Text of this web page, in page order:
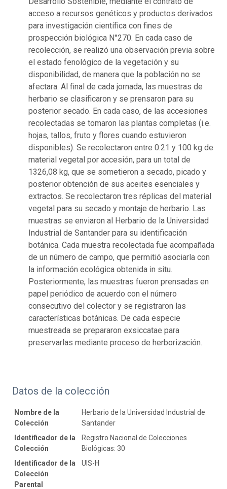
acceso a recursos genéticos y productos derivados
para investigación científica con fines de
prospección biológica N°270. En cada caso de
recolección, se realizó una observación previa sobre
el estado fenológico de la vegetación y su
disponibilidad, de manera que la población no se
afectara. Al final de cada jornada, las muestras de
herbario se clasificaron y se prensaron para su
posterior secado. En cada caso, de las accesiones
recolectadas se tomaron las plantas completas (i.e.
hojas, tallos, fruto y flores cuando estuvieron
disponibles). Se recolectaron entre 0.21 y 100 kg de
material vegetal por accesión, para un total de
1326,08 kg, que se sometieron a secado, picado y
posterior obtención de sus aceites esenciales y
extractos. Se recolectaron tres réplicas del material
vegetal para su secado y montaje de herbario. Las
muestras se enviaron al Herbario de la Universidad
Industrial de Santander para su identificación
botánica. Cada muestra recolectada fue acompañada
de un número de campo, que permitió asociarla con
la información ecológica obtenida in situ.
Posteriormente, las muestras fueron prensadas en
papel periódico de acuerdo con el número
consecutivo del colector y se registraron las
características botánicas. De cada especie
muestreada se prepararon exsiccatae para
preservarlas mediante proceso de herborización.
Datos de la colección
Nombre de la
Colección
Herbario de la Universidad Industrial de
Santander
Identificador de la
Colección
Registro Nacional de Colecciones
Biológicas: 30
Identificador de la
Colección
Parental
UIS-H